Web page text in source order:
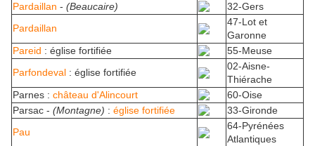
Pardaillan - (Beaucaire)
32-Gers
Pardaillan
47-Lot et
Garonne
Pareid : église fortifiée
55-Meuse
Parfondeval : église fortifiée
02-Aisne-
Thiérache
Parnes : château d'Alincourt
60-Oise
Parsac - (Montagne) : église fortifiée
33-Gironde
Pau
64-Pyrénées
Atlantiques